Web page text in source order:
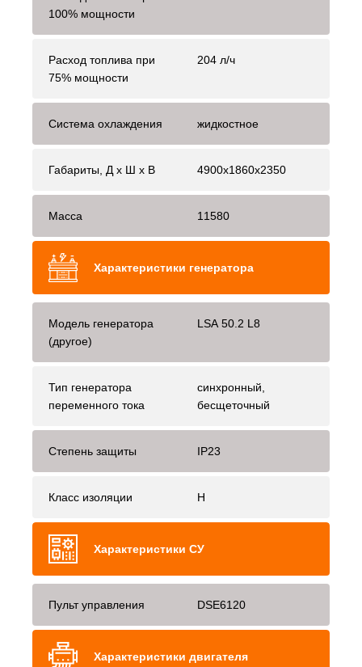
100% мощности
Расход топлива при
75% мощности
204 л/ч
Система охлаждения жидкостное
Габариты, Д x Ш x В 4900x1860x2350
Масса 11580
Характеристики генератора
Модель генератора
(другое)
LSA 50.2 L8
Тип генератора
переменного тока
синхронный,
бесщеточный
Степень защиты IP23
Класс изоляции H
Характеристики СУ
Пульт управления DSE6120
Характеристики двигателя